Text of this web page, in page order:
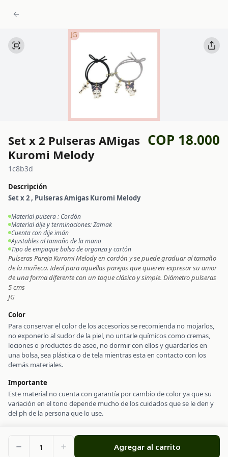
Set x 2 Pulseras AMigas
Kuromi Melody
COP 18.000
1c8b3d
Descripción
Set x 2 , Pulseras Amigas Kuromi Melody
Material pulsera : Cordón
Material dije y terminaciones: Zamak
Cuenta con dije imán
Ajustables al tamaño de la mano
Tipo de empaque bolsa de organza y cartón
Pulseras Pareja Kuromi Melody en cordón y se puede graduar al tamaño
de la muñeca. Ideal para aquellas parejas que quieren expresar su amor
de una forma diferente con un toque clásico y simple. Diámetro pulseras
5 cms
JG
Color
Para conservar el color de los accesorios se recomienda no mojarlos,
no exponerlo al sudor de la piel, no untarle químicos como cremas,
lociones o productos de aseo, no dormir con ellos y guardarlos en
una bolsa, sea plástica o de tela mientras esta en contacto con los
demás materiales.
Importante
Este material no cuenta con garantía por cambio de color ya que su
variación en el tono depende mucho de los cuidados que se le den y
del ph de la persona que lo use.
1 Agregar al carrito